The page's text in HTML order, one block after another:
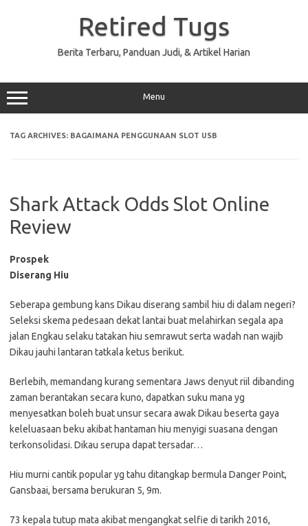
Retired Tugs
Berita Terbaru, Panduan Judi, & Artikel Harian
Menu
TAG ARCHIVES: BAGAIMANA PENGGUNAAN SLOT USB
Shark Attack Odds Slot Online
Review
Prospek
Diserang Hiu
Seberapa gembung kans Dikau diserang sambil hiu di dalam negeri?
Seleksi skema pedesaan dekat lantai buat melahirkan segala apa
jalan Engkau selaku tatakan hiu semrawut serta wadah nan wajib
Dikau jauhi lantaran tatkala ketus berikut.
Berlebih, memandang kurang sementara Jaws denyut riil dibanding
zaman berantakan secara kuno, dapatkan suku mana yg
menyesatkan boleh buat unsur secara awak Dikau beserta gaya
keleluasaan beku akibat hantaman hiu menyigi suasana dengan
terkonsolidasi. Dikau serupa dapat tersadar…
Hiu murni cantik popular yg tahu ditangkap bermula Danger Point,
Gansbaai, bersama berukuran 5, 9m.
73 kepala tutup mata akibat mengangkat selfie di tarikh 2016,